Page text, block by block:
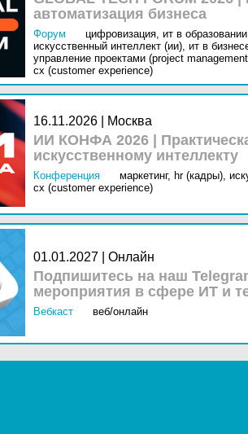
автоматизация бизнеса
Форум цифровизация, ит в
искусственный интеллект (ии), ит в
управление проектами (project
cx (customer experience)
16.11.2026 | Москва
ИИ КОНФА 2026 |
искусственному интеллекту
Конференция маркетинг, hr (кадры),
cx (customer experience)
01.01.2027 | Онлайн
Подпишитесь на наш
мероприятия в сфере ИТ и
Вебкаст веб/онлайн